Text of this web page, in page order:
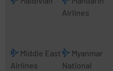
Airlines
Middle East
Airlines
Myanmar
National